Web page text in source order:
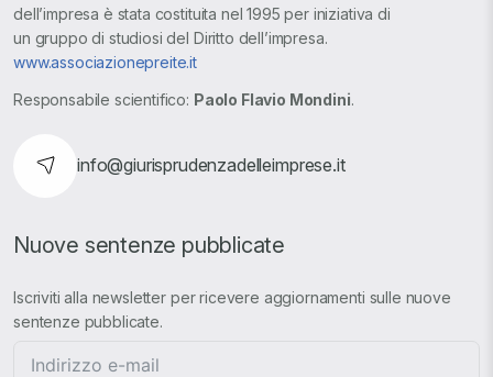
dell’impresa è stata costituita nel 1995 per iniziativa di
un gruppo di studiosi del Diritto dell’impresa.
www.associazionepreite.it
Responsabile scientifico: Paolo Flavio Mondini.
info@giurisprudenzadelleimprese.it
Nuove sentenze pubblicate
Iscriviti alla newsletter per ricevere aggiornamenti sulle nuove
sentenze pubblicate.